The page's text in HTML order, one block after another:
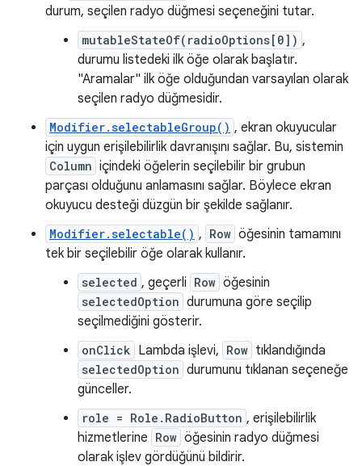
durum, seçilen radyo düğmesi seçeneğini tutar.
mutableStateOf(radioOptions[0]) ,
durumu listedeki ilk öğe olarak başlatır.
"Aramalar" ilk öğe olduğundan varsayılan olarak
seçilen radyo düğmesidir.
Modifier.selectableGroup() , ekran okuyucular
için uygun erişilebilirlik davranışını sağlar. Bu, sistemin
Column içindeki öğelerin seçilebilir bir grubun
parçası olduğunu anlamasını sağlar. Böylece ekran
okuyucu desteği düzgün bir şekilde sağlanır.
Modifier.selectable() , Row öğesinin tamamını
tek bir seçilebilir öğe olarak kullanır.
selected , geçerli Row öğesinin
selectedOption durumuna göre seçilip
seçilmediğini gösterir.
onClick Lambda işlevi, Row tıklandığında
selectedOption durumunu tıklanan seçeneğe
günceller.
role = Role.RadioButton , erişilebilirlik
hizmetlerine Row öğesinin radyo düğmesi
olarak işlev gördüğünü bildirir.